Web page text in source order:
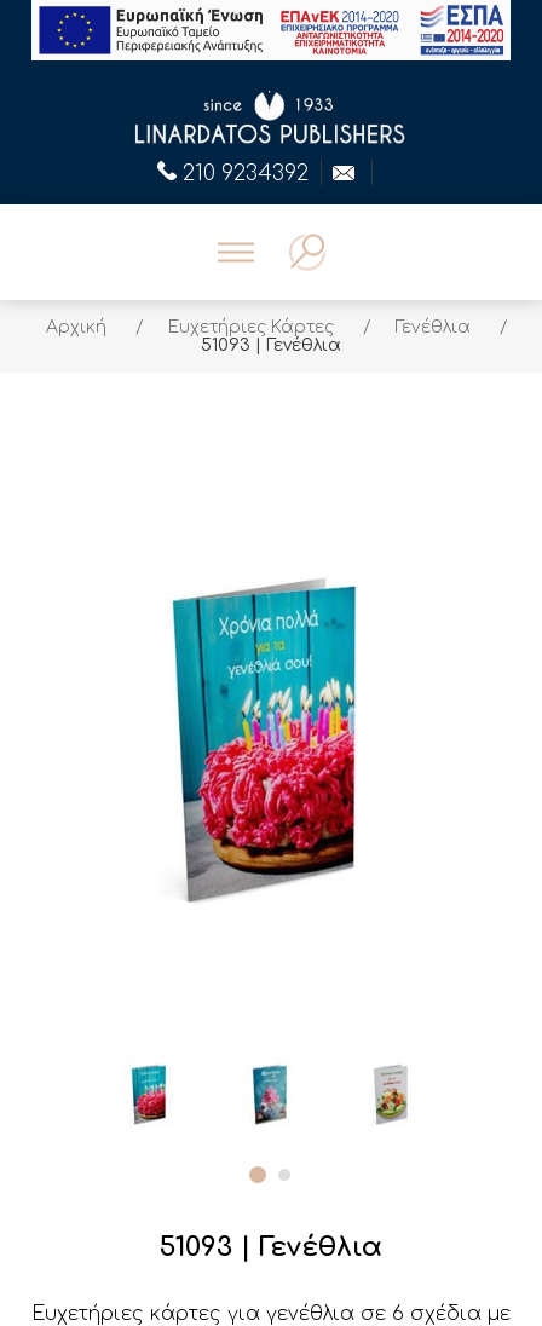
210 9234392
Αρχική / Ευχετήριες Κάρτες / Γενέθλια
/
51093 | Γενέθλια
51093 | Γενέθλια
Ευχετήριες κάρτες για γενέθλια σε 6 σχέδια με